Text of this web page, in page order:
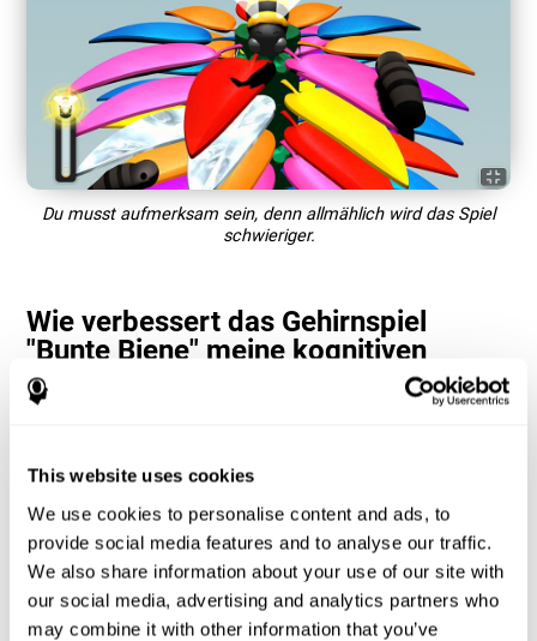
This website uses cookies
We use cookies to personalise content and ads, to
provide social media features and to analyse our traffic.
We also share information about your use of our site with
our social media, advertising and analytics partners who
may combine it with other information that you’ve
Du musst aufmerksam sein, denn allmählich wird das Spiel
schwieriger.
Wie verbessert das Gehirnspiel
"Bunte Biene" meine kognitiven
Fähigkeiten?
Muster konsequent wiederholt und trainiert wird, kann es helfen,
reorganisieren und geschwächte oder beschädigte kognitive
Funktionen wiederherzustellen.
Das Spiel "Bunte Biene" hilft, die Aufmerksamkeit zu trainieren. Die
konsequente Stimulierung der Aufmerksamkeit kann dazu
beitragen, neue Synapsen zu bilden, die neuronalen Schaltkreise
zu reorganisieren und in der Folge die kognitiven Funktionen zu